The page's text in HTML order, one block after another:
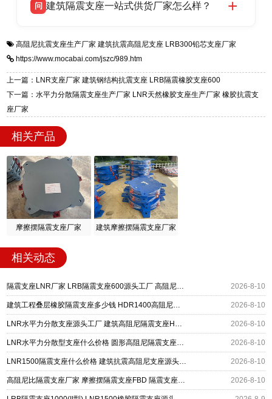
适用于民用住宅隔震工程，实体工厂现货充足，
震支座，电话：13323182312，地址：衡水高新
区迎宾大街 9 号。
问 建筑隔震支座一站式供货厂家怎么样？
一站式供货厂家，拥有多年行业生产经验，国标
标准生产 LRB/LNR/HDR/FPS 全系列支座，资
质、检测报告完备，提供选型、深化、供货、安
装指导全套服务，厂址衡水高新区北方工业基地
高阻尼抗震支座生产厂家 建筑抗震高阻尼支座 LRB300铅芯支座厂家
https://www.mocabai.com/jszc/989.htm
上一篇：LNR支座厂家 建筑钢结构抗震支座 LRB隔震橡胶支座600
下一篇：水平力分散隔震支座生产厂家 LNR天然橡胶支座生产厂家 橡胶抗震支
座厂家
相关产品
摩擦摆隔震支座厂家 建筑摩擦摆隔震支座厂家
相关动态
隔震支座LNR厂家 LRB隔震支座600源头工厂 高阻尼建筑橡胶隔震支座源头工厂 2026-8-10
建筑工程叠层橡胶隔震支座多少钱 HDR1400高阻尼隔震支座 圆形高阻尼橡胶隔震支座什么价格 2026-8-10
LNR水平力分散支座源头工厂 建筑高阻尼隔震支座HDR源头工厂 LNR800隔震支座价格 2026-8-10
LNR水平力分散型支座什么价格 圆形高阻尼隔震支座多少钱 超高阻尼隔震支座厂家电话 2026-8-10
LNR1500隔震支座什么价格 建筑抗震高阻尼支座源头工厂 LNR800天然橡胶隔震支座 2026-8-10
高阻尼比隔震支座厂家 摩擦摆隔震支座FBD 隔震支座LRB700-Ⅱ生产厂家 2026-8-10